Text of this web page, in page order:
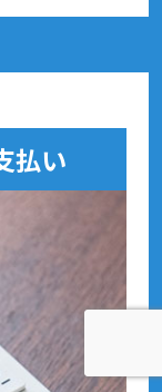
払い